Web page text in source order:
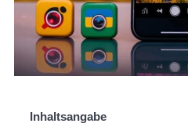
Inhaltsangabe